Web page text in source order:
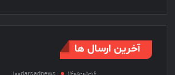
آخرین ارسال ها